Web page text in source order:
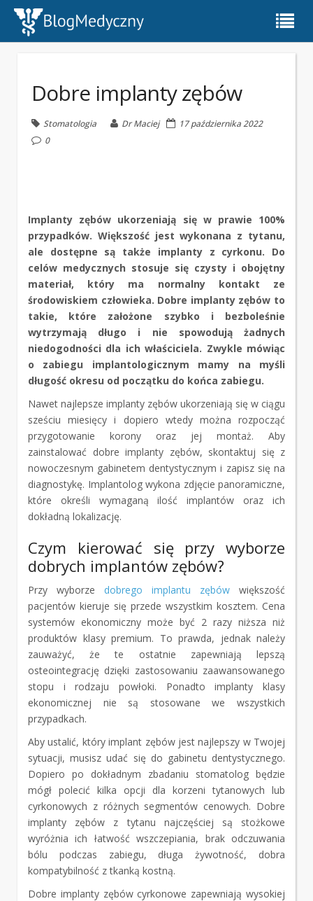
Dobre implanty zębów
Stomatologia Dr Maciej
17 października 2022
0
Implanty zębów ukorzeniają się w prawie 100%
przypadków. Większość jest wykonana z tytanu,
ale dostępne są także implanty z cyrkonu. Do
celów medycznych stosuje się czysty i obojętny
materiał, który ma normalny kontakt ze
środowiskiem człowieka. Dobre implanty zębów to
takie, które założone szybko i bezboleśnie
wytrzymają długo i nie spowodują żadnych
niedogodności dla ich właściciela. Zwykle mówiąc
o zabiegu implantologicznym mamy na myśli
długość okresu od początku do końca zabiegu.
Nawet najlepsze implanty zębów ukorzeniają się w ciągu
sześciu miesięcy i dopiero wtedy można rozpocząć
przygotowanie korony oraz jej montaż. Aby
zainstalować dobre implanty zębów, skontaktuj się z
nowoczesnym gabinetem dentystycznym i zapisz się na
diagnostykę. Implantolog wykona zdjęcie panoramiczne,
które określi wymaganą ilość implantów oraz ich
dokładną lokalizację.
Czym kierować się przy wyborze
dobrych implantów zębów?
Przy wyborze dobrego implantu zębów większość
pacjentów kieruje się przede wszystkim kosztem. Cena
systemów ekonomiczny może być 2 razy niższa niż
produktów klasy premium. To prawda, jednak należy
zauważyć, że te ostatnie zapewniają lepszą
osteointegrację dzięki zastosowaniu zaawansowanego
stopu i rodzaju powłoki. Ponadto implanty klasy
ekonomicznej nie są stosowane we wszystkich
przypadkach.
Aby ustalić, który implant zębów jest najlepszy w Twojej
sytuacji, musisz udać się do gabinetu dentystycznego.
Dopiero po dokładnym zbadaniu stomatolog będzie
mógł polecić kilka opcji dla korzeni tytanowych lub
cyrkonowych z różnych segmentów cenowych. Dobre
implanty zębów z tytanu najczęściej są stożkowe
wyróżnia ich łatwość wszczepiania, brak odczuwania
bólu podczas zabiegu, długa żywotność, dobra
kompatybilność z tkanką kostną.
Dobre implanty zębów cyrkonowe zapewniają wysokiej